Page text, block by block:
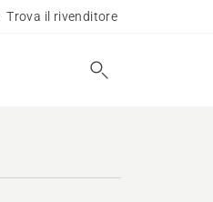
Trova il rivenditore